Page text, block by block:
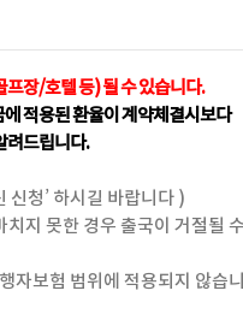
프장/호텔 등) 될 수 있습니다.
적용된 환율이 계약체결시보다
려드립니다.
신청’ 하시길 바랍니다 )
지 못한 경우 출국이 거절될
자보험 범위에 적용되지 않습